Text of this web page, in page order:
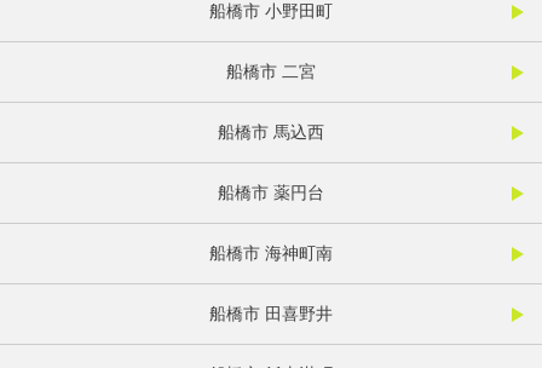
船橋市 小野田町
船橋市 二宮
船橋市 馬込西
船橋市 薬円台
船橋市 海神町南
船橋市 田喜野井